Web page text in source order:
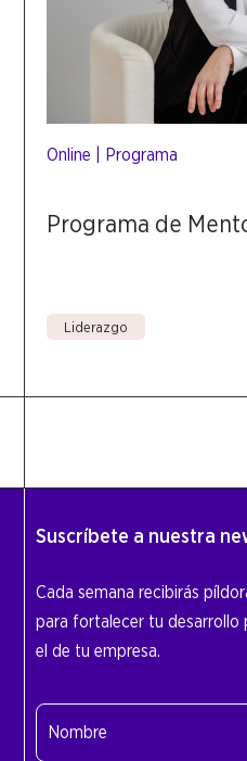
Online Programa
Programa de
Liderazgo
Suscríbete a nuestra
Cada semana recibirás
para fortalecer tu desarrollo
el de tu empresa.
Nombre
(Obligatorio)